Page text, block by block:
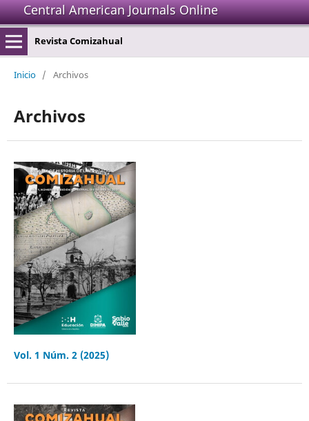
Central American Journals Online
Revista Comizahual
Inicio / Archivos
Archivos
Vol. 1 Núm. 2 (2025)